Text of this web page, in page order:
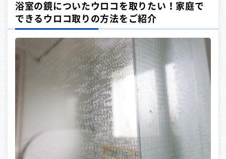
浴室の鏡についたウロコを取りたい！家庭で
できるウロコ取りの方法をご紹介